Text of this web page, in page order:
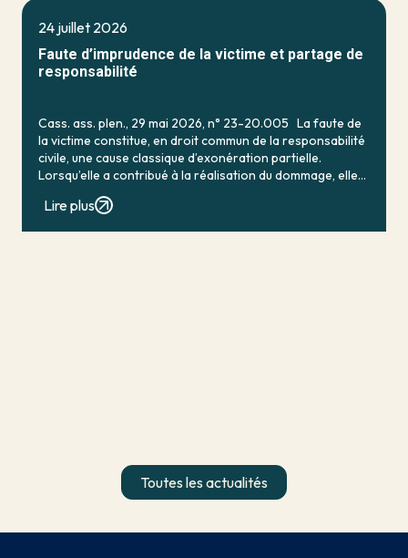
24 juillet 2026
Faute d’imprudence de la victime et partage de
responsabilité
Cass. ass. plen., 29 mai 2026, n° 23-20.005 La faute de
la victime constitue, en droit commun de la responsabilité
civile, une cause classique d’exonération partielle.
Lorsqu’elle a contribué à la réalisation du dommage, elle
conduit en principe à […]
Lire plus
Toutes les actualités